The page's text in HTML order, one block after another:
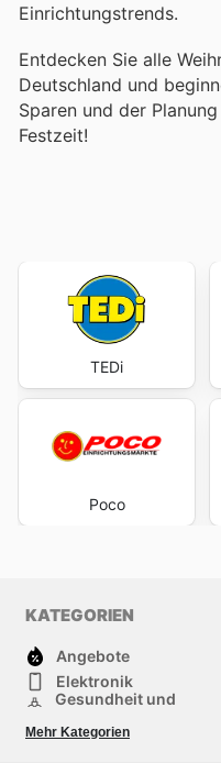
Einrichtungstrends.
Entdecken Sie alle
Deutschland und
Sparen und der
Festzeit!
TEDi
Poco
KATEGORIEN
Angebote
Elektronik
Gesundheit und
Sportartikel und
Sportbekleidung
Mehr Kategorien